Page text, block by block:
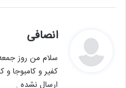
انصافی
ت
:
سلام من روز
کفیر و کامبوجا
ارسال نشده .